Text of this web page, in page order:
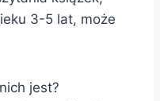
3-5 lat, może
jest?